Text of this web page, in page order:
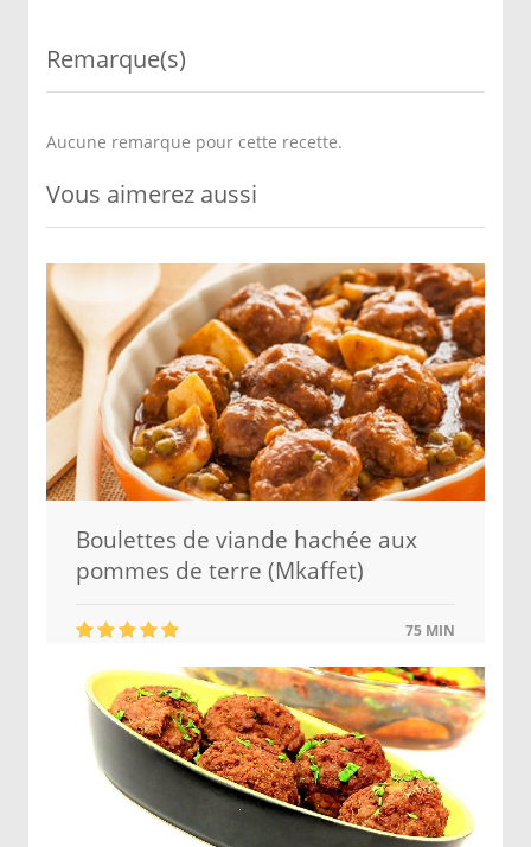
Remarque(s)
Aucune remarque pour cette recette.
Vous aimerez aussi
Boulettes de viande hachée aux
pommes de terre (Mkaffet)
75 MIN